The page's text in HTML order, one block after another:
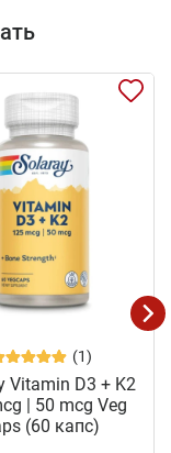
(1)
Vitamin D3 + K2
| 50 mcg Veg
(60 капс)